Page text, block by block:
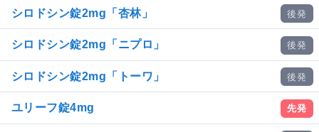
シロドシン錠2mg「杏林」 後発
シロドシン錠2mg「ニプロ」 後発
シロドシン錠2mg「トーワ」 後発
ユリーフ錠4mg 先発